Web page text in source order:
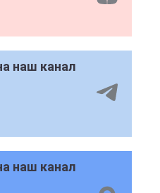
наш канал
наш канал